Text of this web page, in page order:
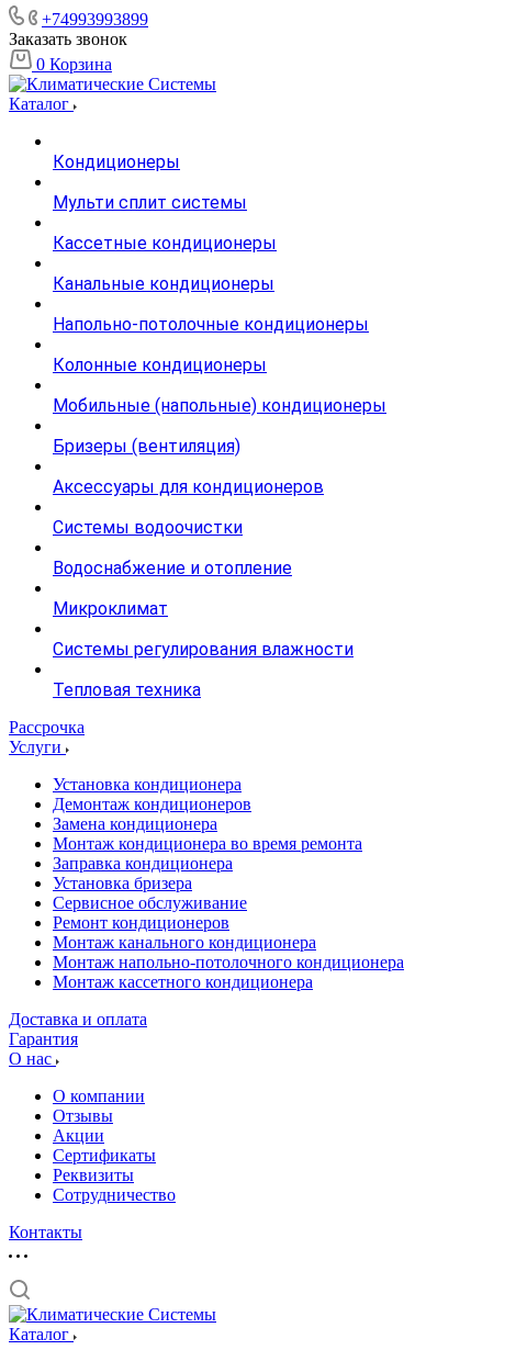
+74993993899
Заказать звонок
0 Корзина
Каталог
Кондиционеры
Мульти сплит системы
Кассетные кондиционеры
Канальные кондиционеры
Напольно-потолочные кондиционеры
Колонные кондиционеры
Мобильные (напольные) кондиционеры
Бризеры (вентиляция)
Аксессуары для кондиционеров
Системы водоочистки
Водоснабжение и отопление
Микроклимат
Системы регулирования влажности
Тепловая техника
Рассрочка
Услуги
Установка кондиционера
Демонтаж кондиционеров
Замена кондиционера
Монтаж кондиционера во время ремонта
Заправка кондиционера
Установка бризера
Сервисное обслуживание
Ремонт кондиционеров
Монтаж канального кондиционера
Монтаж напольно-потолочного кондиционера
Монтаж кассетного кондиционера
Доставка и оплата
Гарантия
О нас
О компании
Отзывы
Акции
Cертификаты
Реквизиты
Сотрудничество
Контакты
Каталог